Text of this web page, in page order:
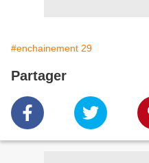
#enchainement 29
Partager